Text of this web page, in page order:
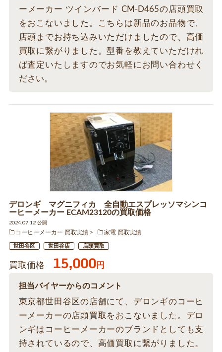
ーメーカー ツインバード CM-D465の店頭買取
をおこないました。こちらは新品のお品物で、
店頭までお持ち込みいただけましたので、高価
買取に繋がりました。型番を教えていただけれ
ば査定いたしますのでお気軽にお問い合わせく
ださい。
デロンギ マグニフィカ 全自動エスプレッソマシンコ
ーヒーメーカー ECAM23120の買取価格
2024.07.12 公開
コーヒーメーカー 買取実績
家電 買取実績
世田谷区 世田谷店 店頭買取
買取価格 15,000円
担当バイヤーからのコメント
東京都世田谷区の店舗にて、デロンギのコーヒ
ーメーカーの店頭買取をおこないました。デロ
ンギはコーヒーメーカーのブランドとしても支
持されているので、高価買取に繋がりました。